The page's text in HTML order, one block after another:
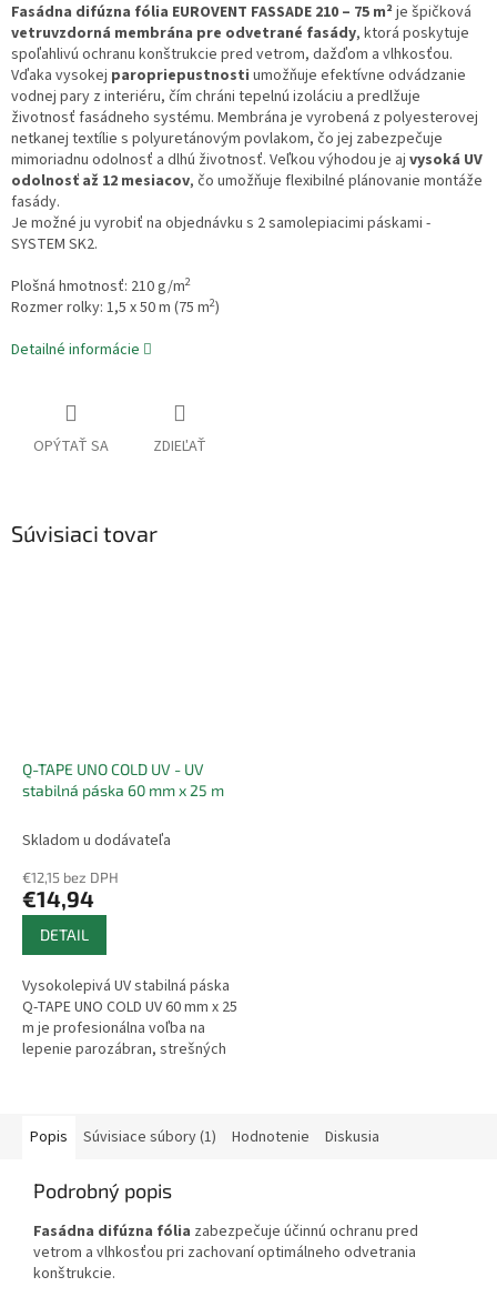
Fasádna difúzna fólia EUROVENT FASSADE 210 – 75 m²je špičková
vetruvzdorná membrána pre odvetrané fasády, ktorá poskytuje
spoľahlivú ochranu konštrukcie pred vetrom, dažďom a vlhkosťou.
Vďaka vysokej paropriepustnosti umožňuje efektívne odvádzanie
vodnej pary z interiéru, čím chráni tepelnú izoláciu a predlžuje
životnosť fasádneho systému. Membrána je vyrobená z polyesterovej
netkanej textílie s polyuretánovým povlakom, čo jej zabezpečuje
mimoriadnu odolnosť a dlhú životnosť. Veľkou výhodou je aj vysoká UV
odolnosť až 12 mesiacov, čo umožňuje flexibilné plánovanie montáže
fasády.
Je možné ju vyrobiť na objednávku s 2 samolepiacimi páskami -
SYSTEM SK2.
Plošná hmotnosť: 210 g/m2
Rozmer rolky: 1,5 x 50 m (75 m2)
Detailné informácie
OPÝTAŤ SA ZDIEĽAŤ
Súvisiaci tovar
Q-TAPE UNO COLD UV - UV
stabilná páska 60 mm x 25 m
Skladom u dodávateľa
€12,15 bez DPH
€14,94
DETAIL
Vysokolepivá UV stabilná páska
Q-TAPE UNO COLD UV 60 mm x 25
m je profesionálna voľba na
lepenie parozábran, strešných
Popis Súvisiace súbory (1) Hodnotenie Diskusia
Podrobný popis
Fasádna difúzna fólia zabezpečuje účinnú ochranu pred
vetrom a vlhkosťou pri zachovaní optimálneho odvetrania
konštrukcie.